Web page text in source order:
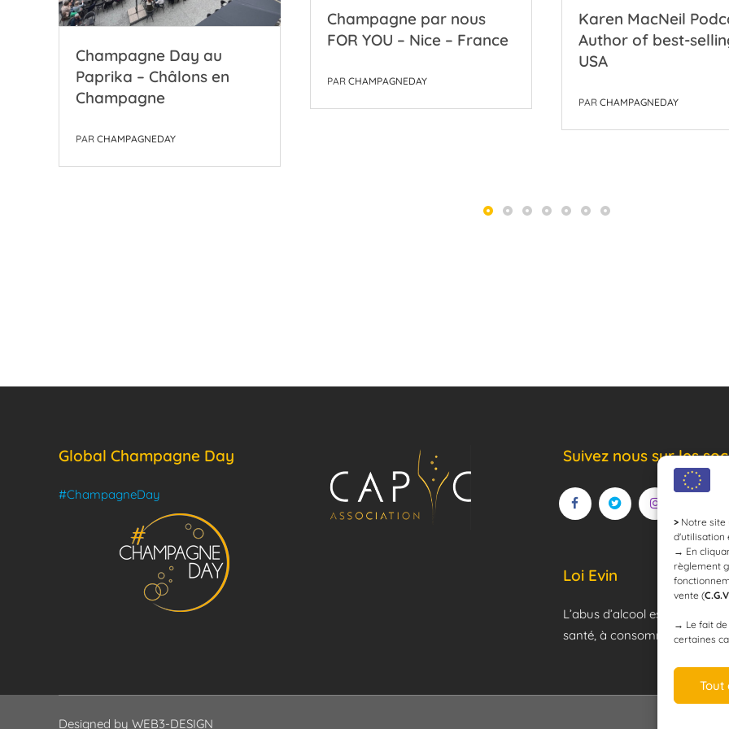
> Notre site
d'utilisation
→ En
règlement
vente (C.G.V
→ Le fait de
certaines
Tout
Champagne par nous
PAR CHAMPAGNEDAY
Karen MacNeil Podcast –
Author of best-selling-
Ian Blackburn –
Monterey Park USA
Global Champagne Day
#ChampagneDay
Suivez nous sur les
Loi Evin
L’abus d’alcool est dangereux
santé, à consommer avec
Designed by WEB3-DESIGN